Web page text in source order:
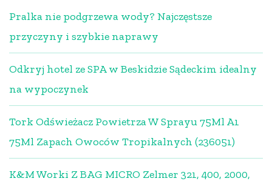
Pralka nie podgrzewa wody? Najczęstsze
przyczyny i szybkie naprawy
Odkryj hotel ze SPA w Beskidzie Sądeckim idealny
na wypoczynek
Tork Odświeżacz Powietrza W Sprayu 75Ml A1
75Ml Zapach Owoców Tropikalnych (236051)
K&M Worki Z BAG MICRO Zelmer 321, 400, 2000,